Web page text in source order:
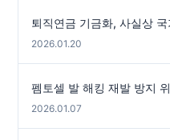
퇴직연금 기금화, 사실상
2026.01.20
펨토셀 발 해킹 재발 방지
2026.01.07